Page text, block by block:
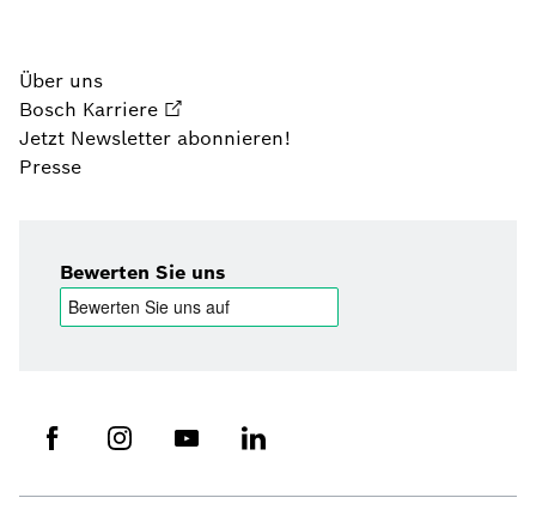
Über uns
Bosch Karriere
Jetzt Newsletter abonnieren!
Presse
Bewerten Sie uns